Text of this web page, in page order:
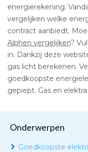
energierekening.
vergelijken welke
contract aanbiedt.
Alphen vergelijken?
in. Dankzij deze
gas licht berekenen.
goedkoopste
gepiept. Gas en
Onderwerpen
Goedkoopste